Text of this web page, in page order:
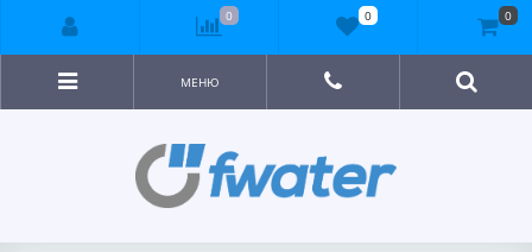
МЕНЮ
0 0 0